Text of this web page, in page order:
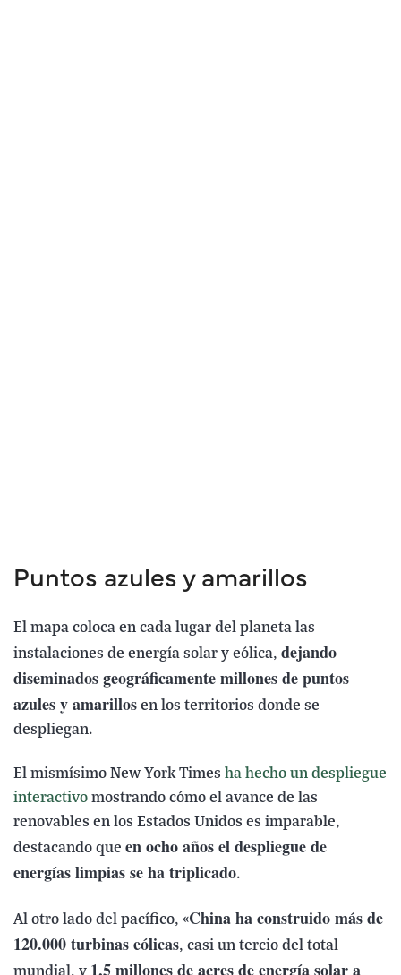
Puntos azules y amarillos
El mapa coloca en cada lugar del planeta las
instalaciones de energía solar y eólica, dejando
diseminados geográficamente millones de puntos
azules y amarillos en los territorios donde se
despliegan.
El mismísimo New York Times ha hecho un despliegue
interactivo mostrando cómo el avance de las
renovables en los Estados Unidos es imparable,
destacando que en ocho años el despliegue de
energías limpias se ha triplicado.
Al otro lado del pacífico, «China ha construido más de
120.000 turbinas eólicas, casi un tercio del total
1,5 millones de acres de energía solar a